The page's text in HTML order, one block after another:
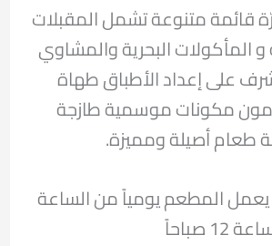
قائمة متنوعة تشمل المقبلات
المأكولات البحرية والمشاوي
على إعداد الأطباق طهاة
مكونات موسمية طازجة
طعام أصيلة ومميزة.
المطعم يومياً من الساعة